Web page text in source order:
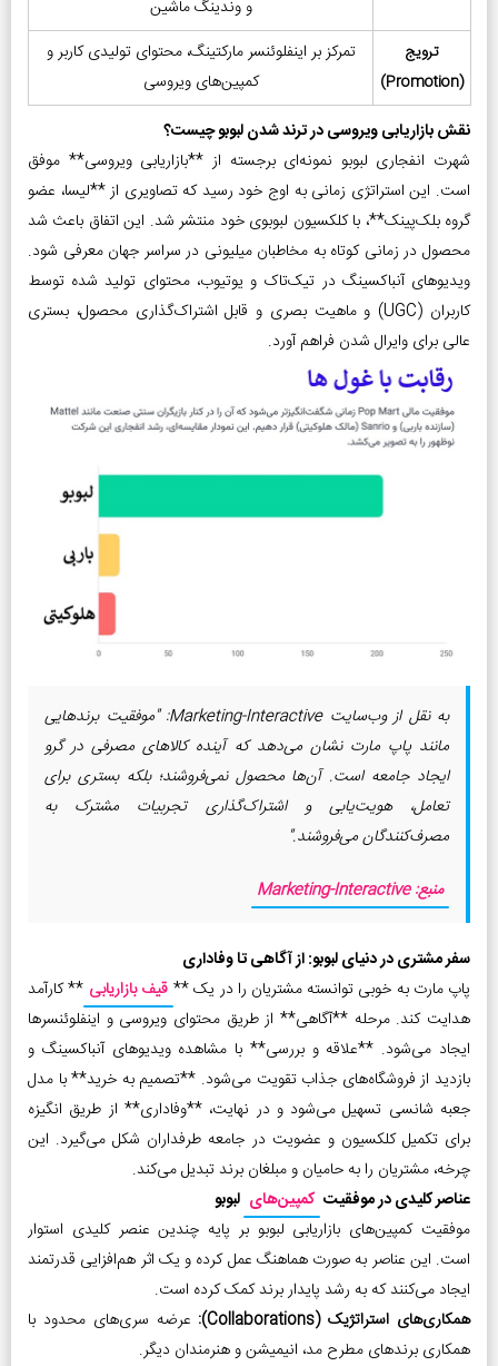
و وندینگ ماشین
ترویج
(Promotion)
تمرکز بر اینفلوئنسر مارکتینگ، محتوای تولیدی کاربر و
کمپین‌های ویروسی
نقش بازاریابی ویروسی در ترند شدن لبوبو چیست؟
شهرت انفجاری لبوبو نمونه‌ای برجسته از **بازاریابی ویروسی** موفق
است. این استراتژی زمانی به اوج خود رسید که تصاویری از **لیسا، عضو
گروه بلک‌پینک**، با کلکسیون لبوبوی خود منتشر شد. این اتفاق باعث شد
محصول در زمانی کوتاه به مخاطبان میلیونی در سراسر جهان معرفی شود.
ویدیوهای آنباکسینگ در تیک‌تاک و یوتیوب، محتوای تولید شده توسط
کاربران (UGC) و ماهیت بصری و قابل اشتراک‌گذاری محصول، بستری
عالی برای وایرال شدن فراهم آورد.
به نقل از وب‌سایت Marketing-Interactive: "موفقیت برندهایی
مانند پاپ مارت نشان می‌دهد که آینده کالاهای مصرفی در گرو
ایجاد جامعه است. آن‌ها محصول نمی‌فروشند؛ بلکه بستری برای
تعامل، هویت‌یابی و اشتراک‌گذاری تجربیات مشترک به
مصرف‌کنندگان می‌فروشند."
منبع: Marketing-Interactive
سفر مشتری در دنیای لبوبو: از آگاهی تا وفاداری
پاپ مارت به خوبی توانسته مشتریان را در یک ** قیف بازاریابی ** کارآمد
هدایت کند. مرحله **آگاهی** از طریق محتوای ویروسی و اینفلوئنسرها
ایجاد می‌شود. **علاقه و بررسی** با مشاهده ویدیوهای آنباکسینگ و
بازدید از فروشگاه‌های جذاب تقویت می‌شود. **تصمیم به خرید** با مدل
جعبه شانسی تسهیل می‌شود و در نهایت، **وفاداری** از طریق انگیزه
برای تکمیل کلکسیون و عضویت در جامعه طرفداران شکل می‌گیرد. این
چرخه، مشتریان را به حامیان و مبلغان برند تبدیل می‌کند.
عناصر کلیدی در موفقیت کمپین‌های لبوبو
موفقیت کمپین‌های بازاریابی لبوبو بر پایه چندین عنصر کلیدی استوار
است. این عناصر به صورت هماهنگ عمل کرده و یک اثر هم‌افزایی قدرتمند
ایجاد می‌کنند که به رشد پایدار برند کمک کرده است.
همکاری‌های استراتژیک (Collaborations):
عرضه سری‌های محدود با
همکاری برندهای مطرح مد، انیمیشن و هنرمندان دیگر.